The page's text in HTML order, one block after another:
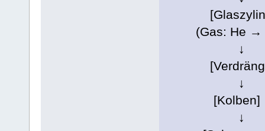
(Gas: He →
↓
↓
[Kolben]
↓